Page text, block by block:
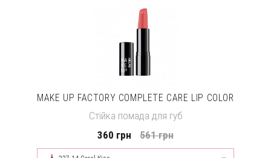
MAKE UP FACTORY COMPLETE CARE LIP COLOR
Стійка помада для губ
360 грн
561 грн